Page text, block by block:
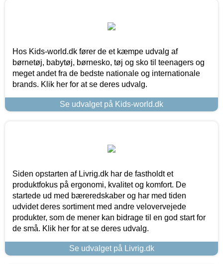
Hos Kids-world.dk fører de et kæmpe udvalg af
børnetøj, babytøj, børnesko, tøj og sko til teenagers og
meget andet fra de bedste nationale og internationale
brands. Klik her for at se deres udvalg.
Se udvalget på Kids-world.dk
Siden opstarten af Livrig.dk har de fastholdt et
produktfokus på ergonomi, kvalitet og komfort. De
startede ud med bæreredskaber og har med tiden
udvidet deres sortiment med andre velovervejede
produkter, som de mener kan bidrage til en god start for
de små. Klik her for at se deres udvalg.
Se udvalget på Livrig.dk